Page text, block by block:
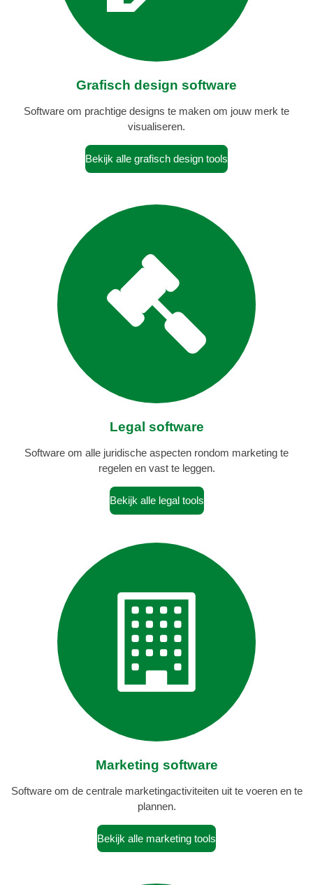
Grafisch design software
Software om prachtige designs te maken om jouw merk te
visualiseren.
Bekijk alle grafisch design tools
Legal software
Software om alle juridische aspecten rondom marketing te
regelen en vast te leggen.
Bekijk alle legal tools
Marketing software
Software om de centrale marketingactiviteiten uit te voeren en te
plannen.
Bekijk alle marketing tools